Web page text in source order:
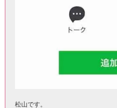
松山です。